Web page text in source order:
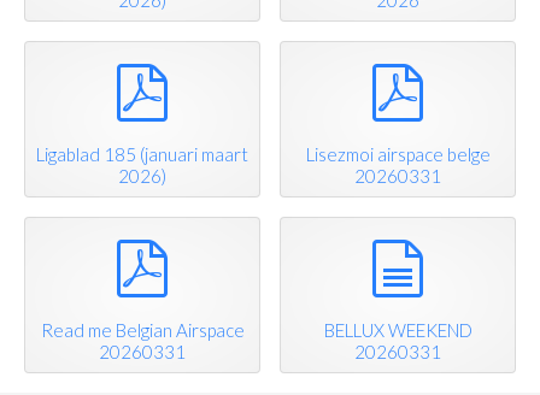
Ligablad 185 (januari maart
2026)
Lisezmoi airspace belge
20260331
Read me Belgian Airspace
20260331
BELLUX WEEKEND
20260331